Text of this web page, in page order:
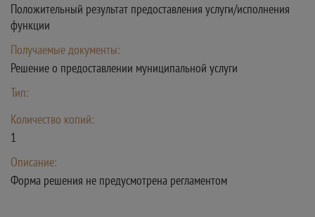
Положительный результат предоставления услуги/исполнения
функции
Получаемые документы:
Решение о предоставлении муниципальной услуги
Тип:
Количество копий:
1
Описание:
Форма решения не предусмотрена регламентом